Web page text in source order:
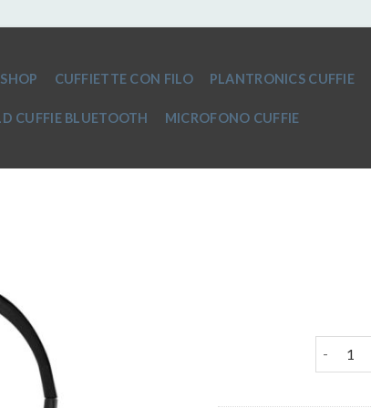
SHOP CUFFIETTE CON FILO PLANTRONICS CUFFIE
CUFFIE BLUETOOTH MICROFONO CUFFIE